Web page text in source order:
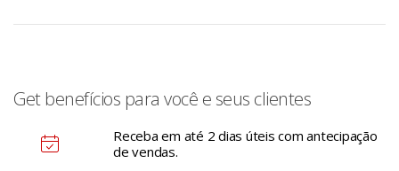
Get benefícios para você e seus clientes
Receba em até 2 dias úteis com antecipação
de vendas.